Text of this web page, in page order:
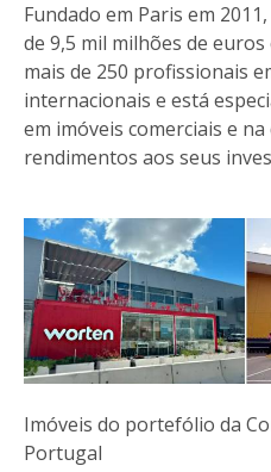
Fundado em Paris em
de 9,5 mil milhões de
mais de 250 profissionais
internacionais e está
em imóveis comerciais e
rendimentos aos seus
Imóveis do portefólio da
Portugal